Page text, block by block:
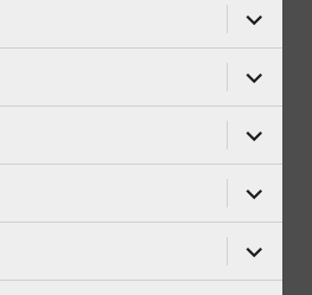
サ
ブ
メ
ニ
ュ
ー
を
展
開
サ
ブ
メ
ニ
ュ
ー
を
展
開
サ
ブ
メ
ニ
ュ
ー
を
展
開
サ
ブ
メ
ニ
ュ
ー
サ
ブ
メ